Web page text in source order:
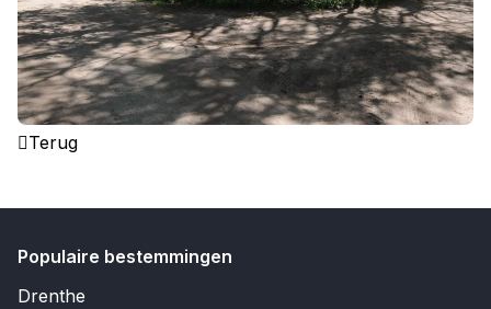
Terug
Populaire bestemmingen
Drenthe